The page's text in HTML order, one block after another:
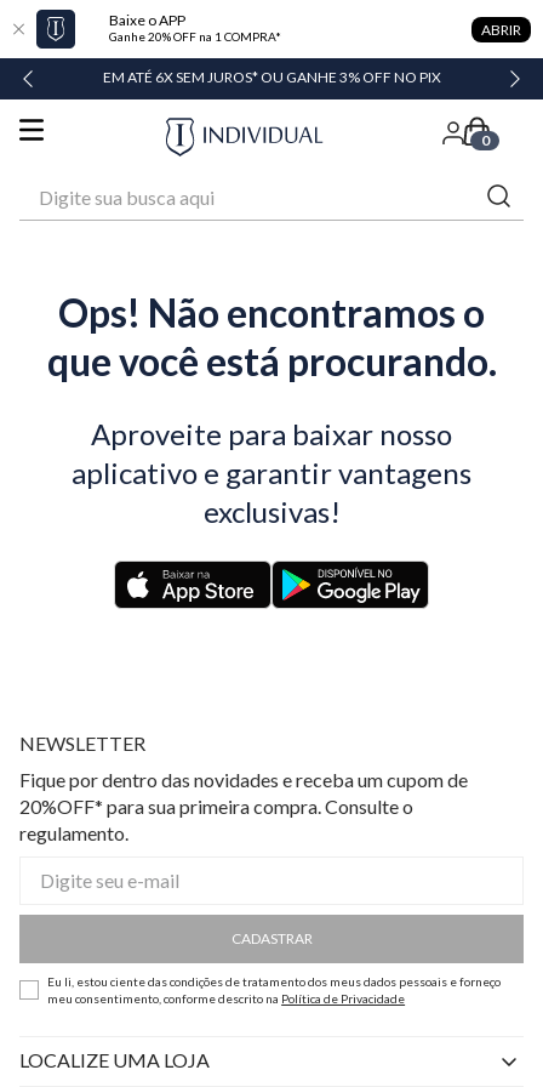
Baixe o APP
Ganhe 20% OFF na 1 COMPRA* ABRIR
EM ATÉ 6X SEM JUROS* OU GANHE 3% OFF NO PIX
0
Ops! Não encontramos o
que você está procurando.
Aproveite para baixar nosso
aplicativo e garantir vantagens
exclusivas!
NEWSLETTER
Fique por dentro das novidades e receba um cupom de
20%OFF* para sua primeira compra. Consulte o
regulamento.
CADASTRAR
Eu li, estou ciente das condições de tratamento dos meus dados pessoais e forneço
meu consentimento, conforme descrito na Política de Privacidade
LOCALIZE UMA LOJA